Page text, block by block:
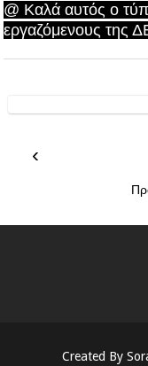
@ Καλά αυτός ο
εργαζόμενους της
‹
Created By